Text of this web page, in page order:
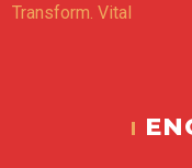
Transform. Vital